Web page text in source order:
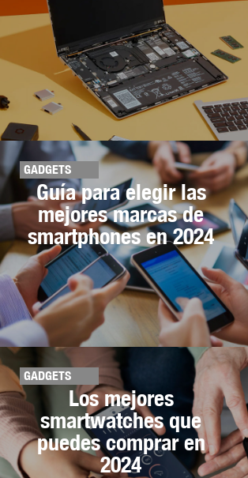
GADGETS
Guía para elegir las
mejores marcas de
smartphones en 2024
GADGETS
Los mejores
smartwatches que
puedes comprar en
2024